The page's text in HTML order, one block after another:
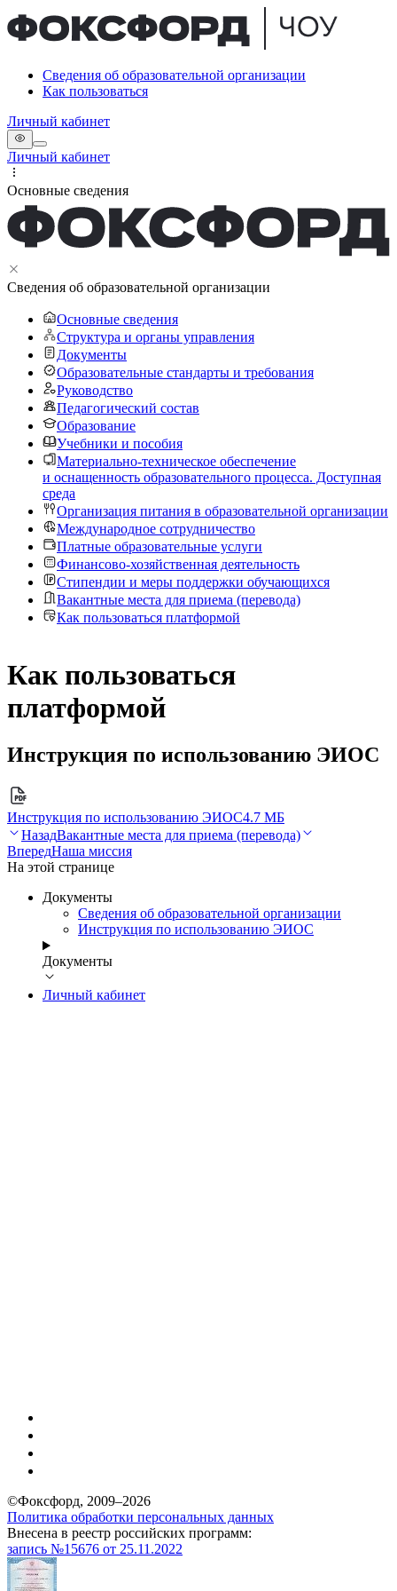
Сведения об образовательной организации
Как пользоваться
Личный кабинет
Личный кабинет
Основные сведения
Сведения об образовательной организации
Основные сведения
Структура и органы управления
Документы
Образовательные стандарты и требования
Руководство
Педагогический состав
Образование
Учебники и пособия
Материально-техническое обеспечение
и оснащенность образовательного процесса. Доступная
среда
Организация питания в образовательной организации
Международное сотрудничество
Платные образовательные услуги
Финансово-хозяйственная деятельность
Стипендии и меры поддержки обучающихся
Вакантные места для приема (перевода)
Как пользоваться платформой
Как пользоваться
платформой
Инструкция по использованию ЭИОС
Инструкция по использованию ЭИОС4.7 МБ
НазадВакантные места для приема (перевода)
ВпередНаша миссия
На этой странице
Документы
Сведения об образовательной организации
Инструкция по использованию ЭИОС
Документы
Личный кабинет
©Фоксфорд, 2009–2026
Политика обработки персональных данных
Внесена в реестр российских программ:
запись №15676 от 25.11.2022